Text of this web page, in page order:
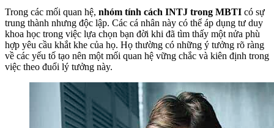
Trong các mối quan hệ, nhóm tính cách INTJ trong MBTI có sự
trung thành nhưng độc lập. Các cá nhân này có thể áp dụng tư duy
khoa học trong việc lựa chọn bạn đời khi đã tìm thấy một nửa phù
hợp yêu cầu khắt khe của họ. Họ thường có những ý tưởng rõ ràng
về các yếu tố tạo nên một mối quan hệ vững chắc và kiên định trong
việc theo đuổi lý tưởng này.